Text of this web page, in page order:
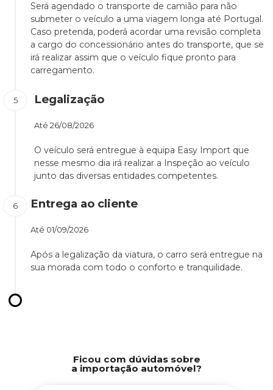
Será agendado o transporte de camião para não
submeter o veículo a uma viagem longa até Portugal.
Caso pretenda, poderá acordar uma revisão completa
a cargo do concessionário antes do transporte, que se
irá realizar assim que o veículo fique pronto para
carregamento.
Legalização
Até 26/08/2026
O veículo será entregue à equipa Easy Import que
nesse mesmo dia irá realizar a Inspeção ao veículo
junto das diversas entidades competentes.
Entrega ao cliente
Até 01/09/2026
Após a legalização da viatura, o carro será entregue na
sua morada com todo o conforto e tranquilidade.
Ficou com dúvidas sobre
a importação automóvel?